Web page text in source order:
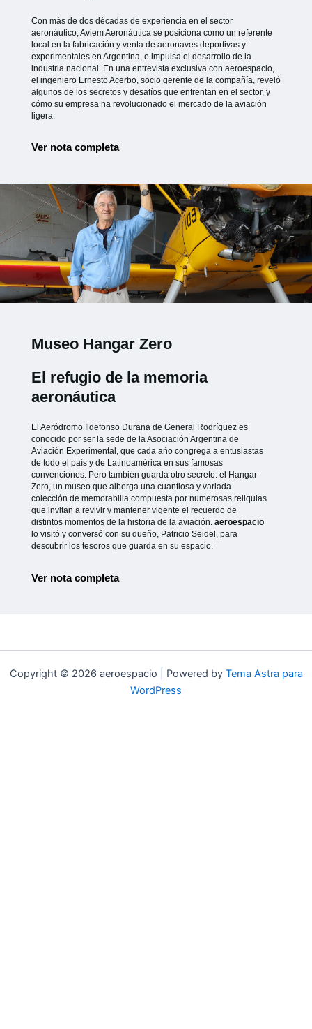
Con más de dos décadas de experiencia en el sector
aeronáutico, Aviem Aeronáutica se posiciona como un referente
local en la fabricación y venta de aeronaves deportivas y
experimentales en Argentina, e impulsa el desarrollo de la
industria nacional. En una entrevista exclusiva con aeroespacio,
el ingeniero Ernesto Acerbo, socio gerente de la compañía, reveló
algunos de los secretos y desafíos que enfrentan en el sector, y
cómo su empresa ha revolucionado el mercado de la aviación
ligera.
Ver nota completa
Museo Hangar Zero
El refugio de la memoria
aeronáutica
El Aeródromo Ildefonso Durana de General Rodríguez es
conocido por ser la sede de la Asociación Argentina de
Aviación Experimental, que cada año congrega a entusiastas
de todo el país y de Latinoamérica en sus famosas
convenciones. Pero también guarda otro secreto: el Hangar
Zero, un museo que alberga una cuantiosa y variada
colección de memorabilia compuesta por numerosas reliquias
que invitan a revivir y mantener vigente el recuerdo de
distintos momentos de la historia de la aviación. aeroespacio
lo visitó y conversó con su dueño, Patricio Seidel, para
descubrir los tesoros que guarda en su espacio.
Ver nota completa
Copyright © 2026 aeroespacio | Powered by Tema Astra para
WordPress